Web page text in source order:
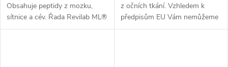
Obsahuje peptidy z mozku,
sítnice a cév. Řada Revilab ML®
obsahuje vícesložkové
z očních tkání. Vzhledem k
předpisům EU Vám nemůžeme
sdělit všechny přínosy tohoto